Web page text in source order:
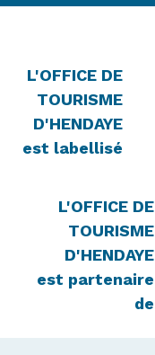
L'OFFICE DE
TOURISME
D'HENDAYE
est labellisé
L'OFFICE DE
TOURISME
D'HENDAYE
est partenaire
de